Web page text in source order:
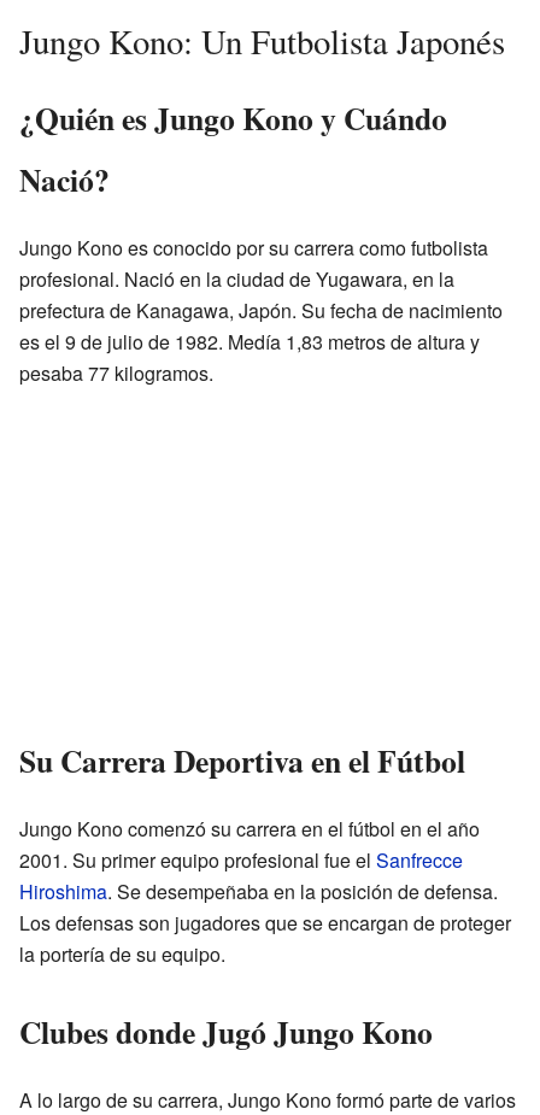
Jungo Kono: Un Futbolista Japonés
¿Quién es Jungo Kono y Cuándo
Nació?
Jungo Kono es conocido por su carrera como futbolista
profesional. Nació en la ciudad de Yugawara, en la
prefectura de Kanagawa, Japón. Su fecha de nacimiento
es el 9 de julio de 1982. Medía 1,83 metros de altura y
pesaba 77 kilogramos.
Su Carrera Deportiva en el Fútbol
Jungo Kono comenzó su carrera en el fútbol en el año
2001. Su primer equipo profesional fue el Sanfrecce
Hiroshima. Se desempeñaba en la posición de defensa.
Los defensas son jugadores que se encargan de proteger
la portería de su equipo.
Clubes donde Jugó Jungo Kono
A lo largo de su carrera, Jungo Kono formó parte de varios